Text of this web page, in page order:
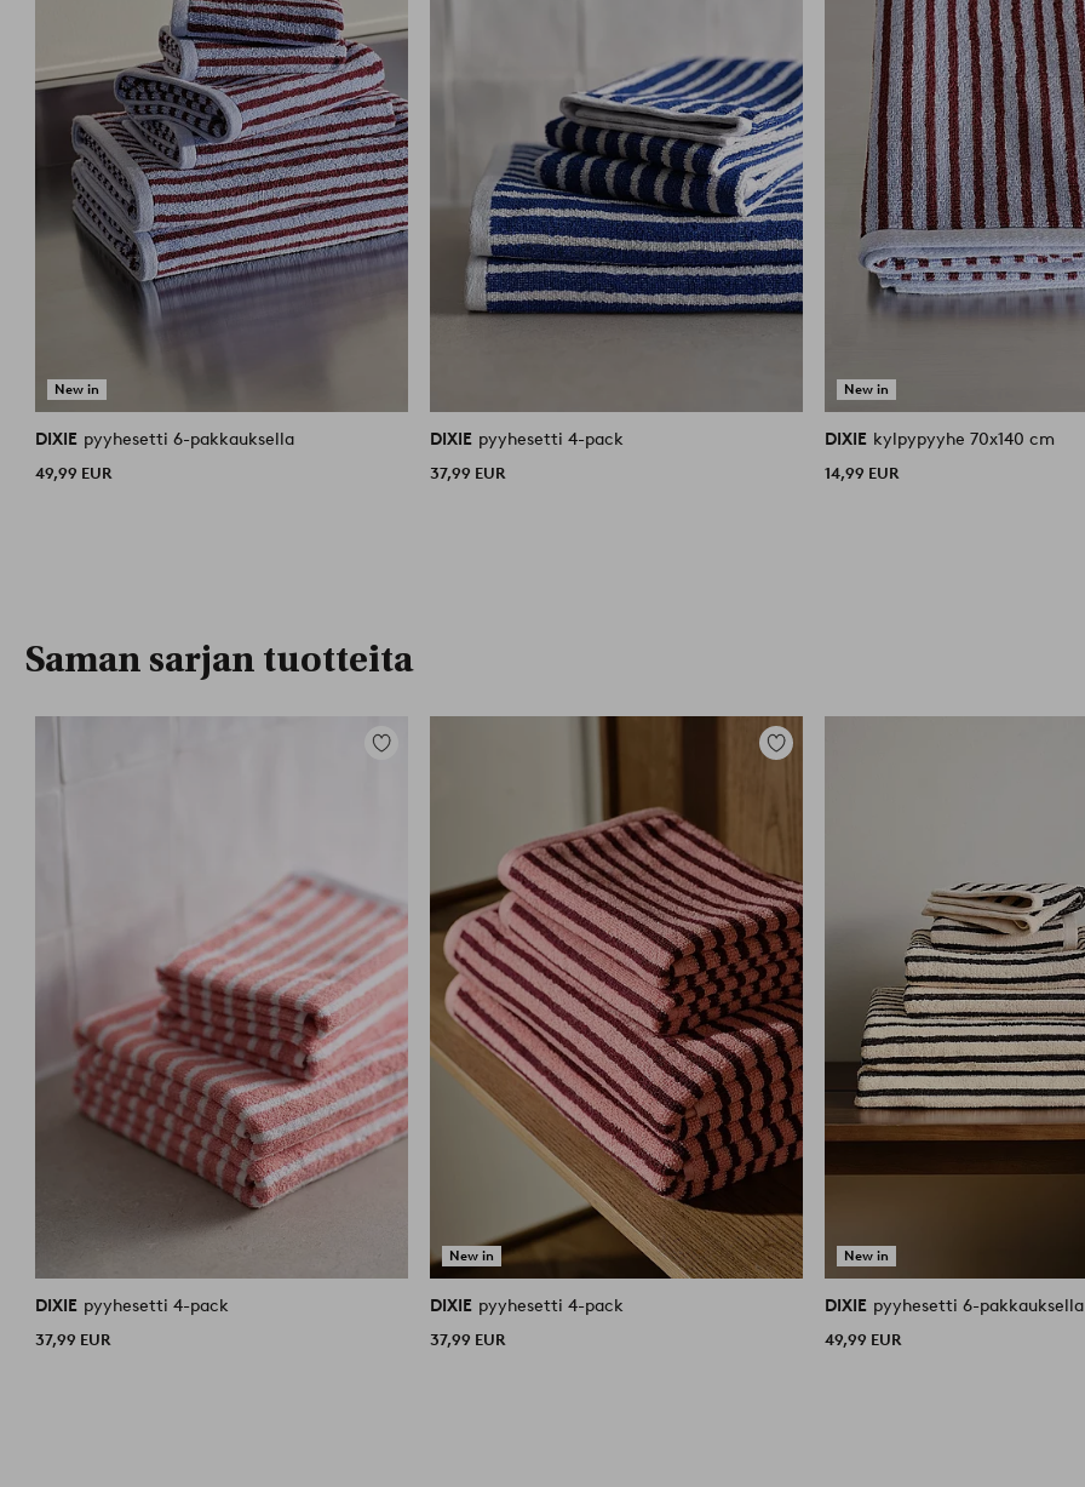
New in
DIXIE pyyhesetti 6-pakkauksella
49,99 EUR
DIXIE pyyhesetti 4-pack
37,99 EUR
New in
DIXIE kylpypyyhe 70x140 cm
14,99 EUR
Saman sarjan tuotteita
Lisää
DIXIE pyyhesetti 4-pack
37,99 EUR
New in
Lisää
DIXIE pyyhesetti 4-pack
37,99 EUR
New in
DIXIE pyyhesetti 6-pakkauksella
49,99 EUR